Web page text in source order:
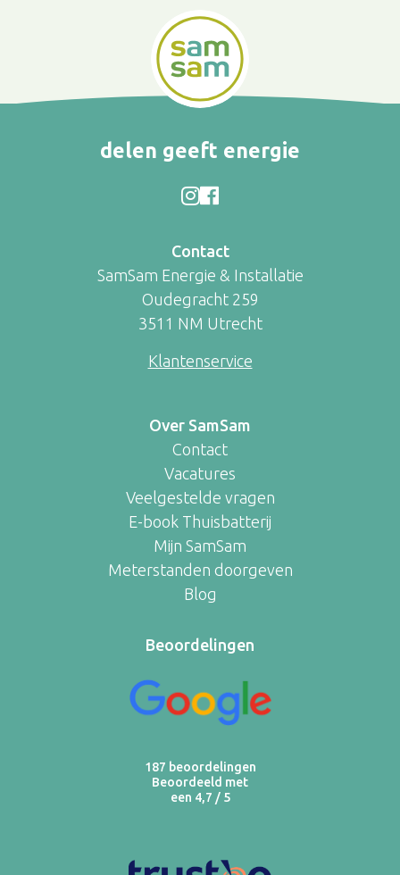
delen geeft energie
Contact
SamSam Energie & Installatie
Oudegracht 259
3511 NM Utrecht
Klantenservice
Over SamSam
Contact
Vacatures
Veelgestelde vragen
E-book Thuisbatterij
Mijn SamSam
Meterstanden doorgeven
Blog
Beoordelingen
187 beoordelingen
Beoordeeld met
een 4,7 / 5